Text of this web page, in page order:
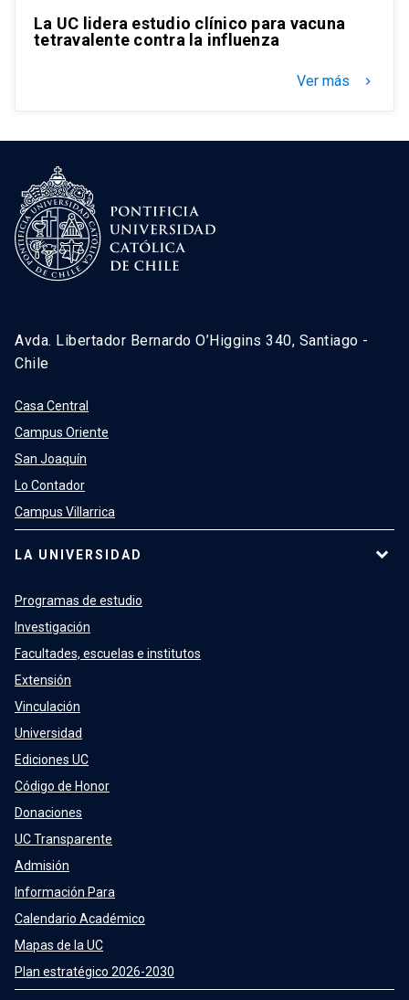
La UC lidera estudio clínico para vacuna
tetravalente contra la influenza
Ver más keyboard_arrow_right
Avda. Libertador Bernardo O’Higgins 340, Santiago -
Chile
Casa Central
Campus Oriente
San Joaquín
Lo Contador
Campus Villarrica
LA UNIVERSIDAD
Programas de estudio
Investigación
Facultades, escuelas e institutos
Extensión
Vinculación
Universidad
Ediciones UC
Código de Honor
Donaciones
UC Transparente
Admisión
Información Para
Calendario Académico
Mapas de la UC
Plan estratégico 2026-2030